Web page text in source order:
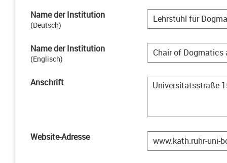
Name der Institution
(Deutsch)
Name der Institution
(Englisch)
Anschrift
Website-Adresse